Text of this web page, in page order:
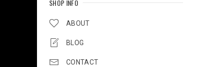
SHOP INFO
ABOUT
BLOG
CONTACT